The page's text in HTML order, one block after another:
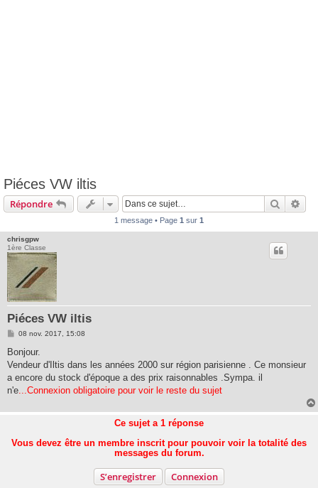
Piéces VW iltis
Répondre
1 message • Page 1 sur 1
chrisgpw
1ère Classe
Piéces VW iltis
M
s
a
g
08 nov. 2017, 15:08
Bonjour.
Vendeur d'Iltis dans les années 2000 sur région parisienne . Ce monsieur
a encore du stock d'époque a des prix raisonnables .Sympa. il
n'e ...Connexion obligatoire pour voir le reste du sujet
Ce sujet a 1 réponse
Vous devez être un membre inscrit pour pouvoir voir la totalité des
messages du forum.
S’enregistrer Connexion